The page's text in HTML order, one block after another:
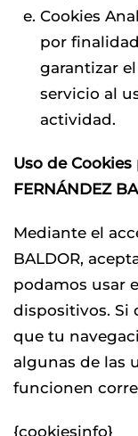
Cookies
por
garantizar
servicio al
actividad.
Uso de Cookies
FERNÁNDEZ
Mediante el
BALDOR,
podamos usar
dispositivos. Si
que tu
algunas de las
funcionen
{cookiesinfo}